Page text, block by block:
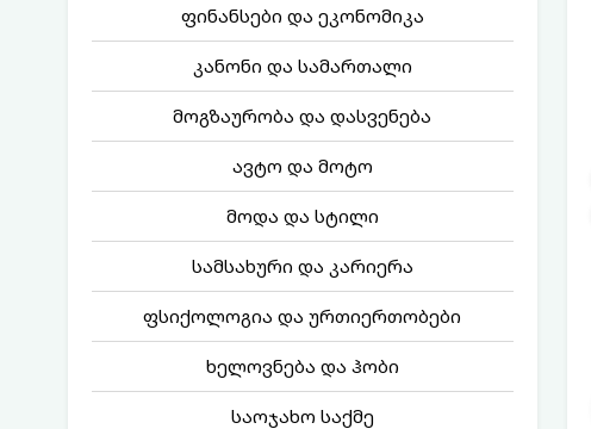
ფინანსები და ეკონომიკა
კანონი და სამართალი
მოგზაურობა და დასვენება
ავტო და მოტო
მოდა და სტილი
სამსახური და კარიერა
ფსიქოლოგია და ურთიერთობები
ხელოვნება და ჰობი
საოჯახო საქმე